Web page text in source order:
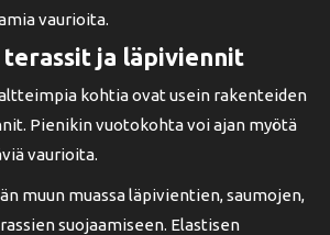
vaurioita.
ja läpiviennit
kohtia ovat usein rakenteiden
Pienikin vuotokohta voi ajan myötä
vaurioita.
muun muassa läpivientien, saumojen,
suojaamiseen. Elastisen